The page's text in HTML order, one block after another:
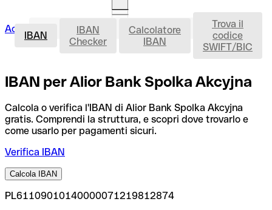
Accedi Avvia la procedura IBAN
IBAN
IBAN
Checker
Calcolatore
IBAN
Trova il
codice
SWIFT/BIC
IBAN per Alior Bank Spolka Akcyjna
Calcola o verifica l'IBAN di Alior Bank Spolka Akcyjna
gratis. Comprendi la struttura, e scopri dove trovarlo e
come usarlo per pagamenti sicuri.
Verifica IBAN
Calcola IBAN
PL61109010140000071219812874